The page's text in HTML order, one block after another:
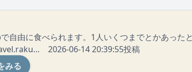
自由に食べられます。1人いくつまでとかあったと
2026-06-14 20:39:55投稿
みる